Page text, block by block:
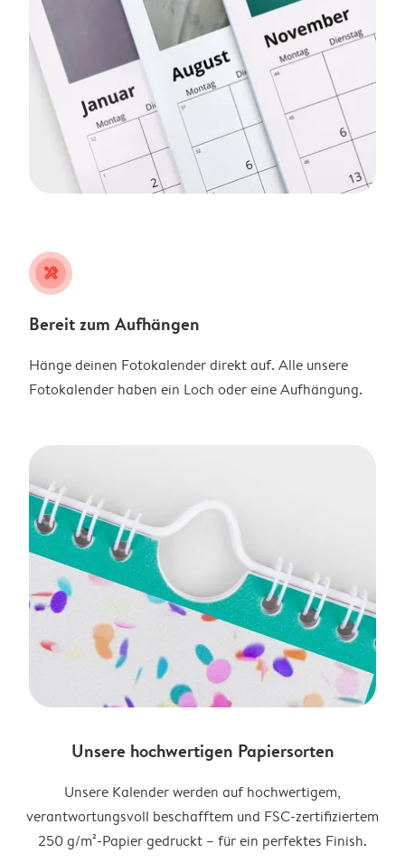
tools
Bereit zum Aufhängen
Hänge deinen Fotokalender direkt auf. Alle unsere
Fotokalender haben ein Loch oder eine Aufhängung.
Unsere hochwertigen Papiersorten
Unsere Kalender werden auf hochwertigem,
verantwortungsvoll beschafftem und FSC-zertifiziertem
250 g/m²-Papier gedruckt – für ein perfektes Finish.